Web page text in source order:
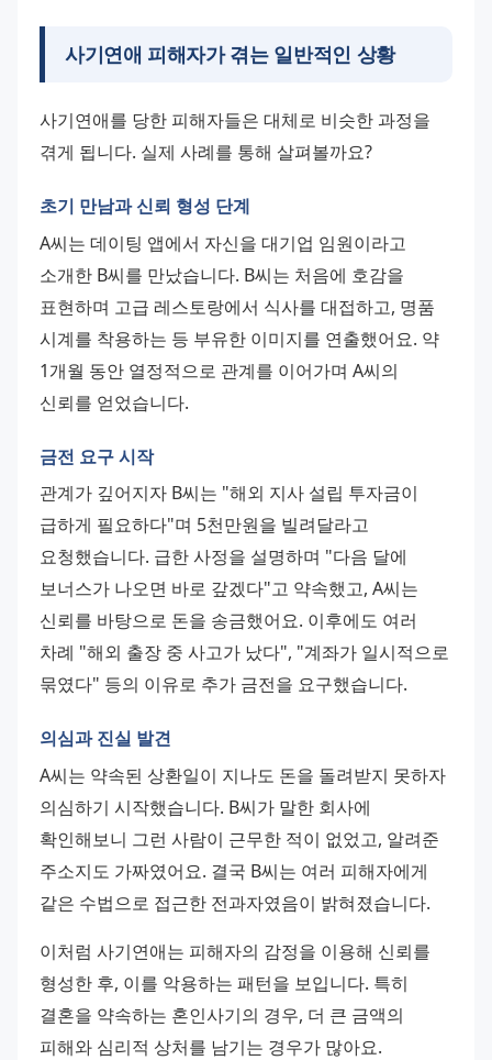
사기연애 피해자가 겪는 일반적인 상황
사기연애를 당한 피해자들은 대체로 비슷한 과정을
겪게 됩니다. 실제 사례를 통해 살펴볼까요?
초기 만남과 신뢰 형성 단계
A씨는 데이팅 앱에서 자신을 대기업 임원이라고
소개한 B씨를 만났습니다. B씨는 처음에 호감을
표현하며 고급 레스토랑에서 식사를 대접하고, 명품
시계를 착용하는 등 부유한 이미지를 연출했어요. 약
1개월 동안 열정적으로 관계를 이어가며 A씨의
신뢰를 얻었습니다.
금전 요구 시작
관계가 깊어지자 B씨는 "해외 지사 설립 투자금이
급하게 필요하다"며 5천만원을 빌려달라고
요청했습니다. 급한 사정을 설명하며 "다음 달에
보너스가 나오면 바로 갚겠다"고 약속했고, A씨는
신뢰를 바탕으로 돈을 송금했어요. 이후에도 여러
차례 "해외 출장 중 사고가 났다", "계좌가 일시적으로
묶였다" 등의 이유로 추가 금전을 요구했습니다.
의심과 진실 발견
A씨는 약속된 상환일이 지나도 돈을 돌려받지 못하자
의심하기 시작했습니다. B씨가 말한 회사에
확인해보니 그런 사람이 근무한 적이 없었고, 알려준
주소지도 가짜였어요. 결국 B씨는 여러 피해자에게
같은 수법으로 접근한 전과자였음이 밝혀졌습니다.
이처럼 사기연애는 피해자의 감정을 이용해 신뢰를
형성한 후, 이를 악용하는 패턴을 보입니다. 특히
결혼을 약속하는 혼인사기의 경우, 더 큰 금액의
피해와 심리적 상처를 남기는 경우가 많아요.